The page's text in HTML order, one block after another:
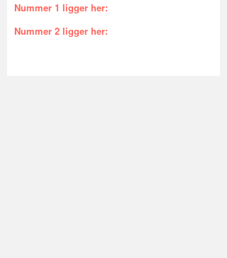
Nummer 1 ligger her:
Nummer 2 ligger her: